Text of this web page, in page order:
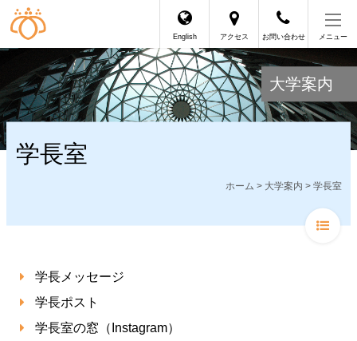
English アクセス お問い合わせ メニュー
大学案内
学長室
ホーム > 大学案内 > 学長室
学長メッセージ
学長ポスト
学長室の窓（Instagram）